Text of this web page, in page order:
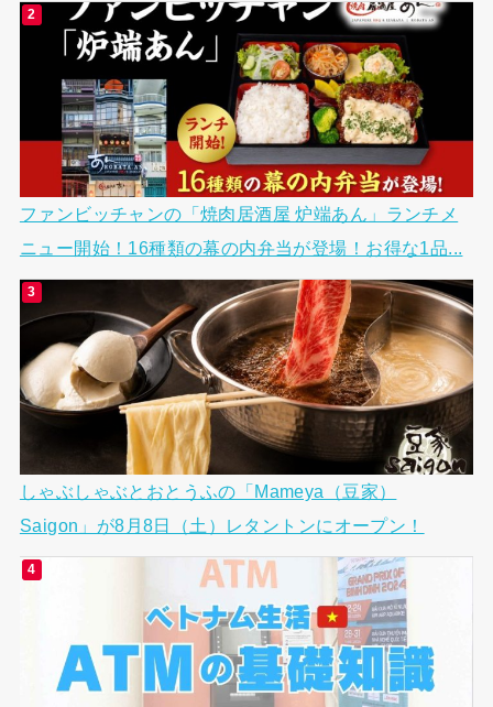
ファンビッチャンの「焼肉居酒屋 炉端あん」ランチメ
ニュー開始！16種類の幕の内弁当が登場！お得な1品...
しゃぶしゃぶとおとうふの「Mameya（豆家）
Saigon」が8月8日（土）レタントンにオープン！